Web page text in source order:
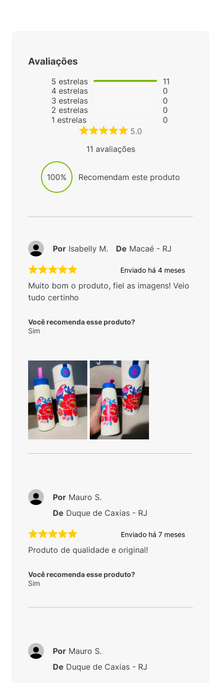
Avaliações
5 estrelas
4 estrelas
3 estrelas
2 estrelas
1 estrelas
11
0
0
0
0
5.0
11 avaliações
100% Recomendam este produto
Enviado há 4 meses
Muito bom o produto, fiel as imagens! Veio
tudo certinho
Você recomenda esse produto?
Sim
Por Isabelly M. De Macaé - RJ
Enviado há 7 meses
Produto de qualidade e original!
Você recomenda esse produto?
Sim
Por Mauro S.
De Duque de Caxias - RJ
Por Mauro S.
De Duque de Caxias - RJ